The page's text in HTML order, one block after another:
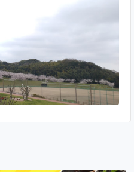
桜の木の下で正装して写真を
た。 出店など